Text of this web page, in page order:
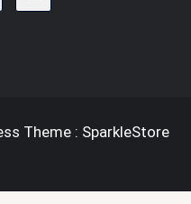
Theme : SparkleStore